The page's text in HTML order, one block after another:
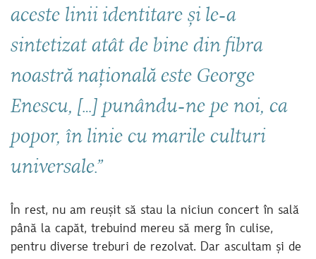
aceste linii identitare și le-a
sintetizat atât de bine din fibra
noastră națională este George
Enescu, […] punându-ne pe noi, ca
popor, în linie cu marile culturi
universale.”
În rest, nu am reușit să stau la niciun concert în sală
până la capăt, trebuind mereu să merg în culise,
pentru diverse treburi de rezolvat. Dar ascultam și de